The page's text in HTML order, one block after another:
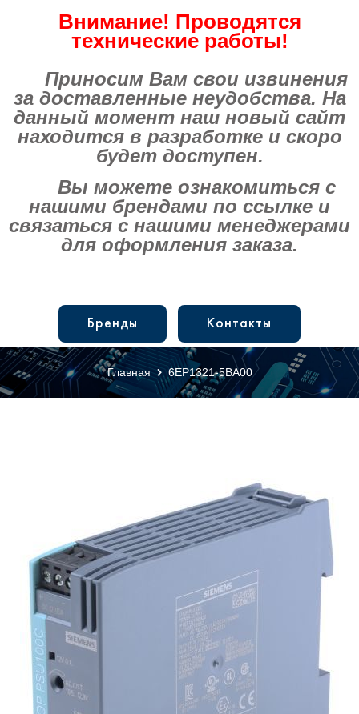
Внимание! Проводятся
технические работы!
Приносим Вам свои извинения
за доставленные неудобства. На
данный момент наш новый сайт
находится в разработке и скоро
будет доступен.
Вы можете ознакомиться с
нашими брендами по ссылке и
связаться с нашими менеджерами
для оформления заказа.
Бренды Контакты
Главная 6EP1321-5BA00